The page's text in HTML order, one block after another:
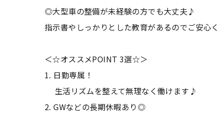
◎大型車の整備が未経験の方でも大丈夫♪
指示書やしっかりとした教育があるのでご安心
＜☆オススメPOINT 3選☆＞
1. 日勤専属！
生活リズムを整えて無理なく働けます♪
2. GWなどの長期休暇あり◎